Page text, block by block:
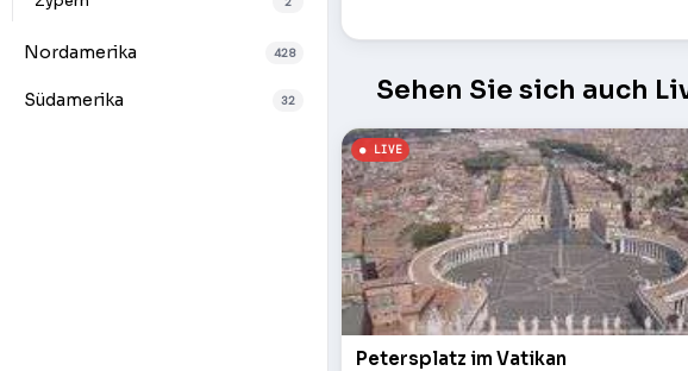
Nordamerika 428
Südamerika 32 Sehen Sie sich auch
Petersplatz im Vatikan